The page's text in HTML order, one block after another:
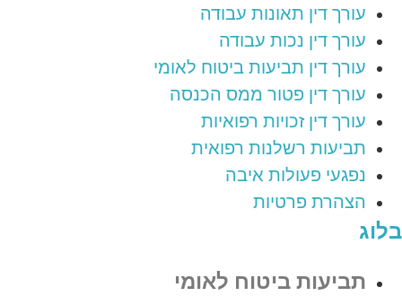
עורך דין תאונות עבודה
עורך דין נכות עבודה
עורך דין תביעות ביטוח לאומי
עורך דין פטור ממס הכנסה
עורך דין זכויות רפואיות
תביעות רשלנות רפואית
נפגעי פעולות איבה
הצהרת פרטיות
בלוג
תביעות ביטוח לאומי